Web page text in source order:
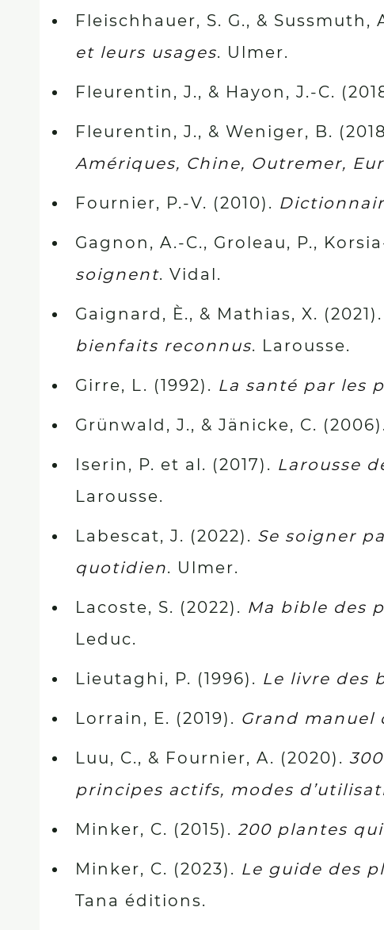
Fleischhauer, S. G., & Sussmuth,
et leurs usages. Ulmer.
Fleurentin, J., & Hayon, J.-C.
Fleurentin, J., & Weniger, B.
Amériques, Chine, Outremer,
Fournier, P.-V. (2010).
Gagnon, A.-C., Groleau, P.,
soignent. Vidal.
Gaignard, È., & Mathias, X. (2021).
bienfaits reconnus. Larousse.
Girre, L. (1992). La santé par les
Grünwald, J., & Jänicke, C. (2006).
Iserin, P. et al. (2017). Larousse
Larousse.
Labescat, J. (2022). Se soigner
quotidien. Ulmer.
Lacoste, S. (2022). Ma bible des
Leduc.
Lieutaghi, P. (1996). Le livre des
Lorrain, E. (2019). Grand
Luu, C., & Fournier, A. (2020).
principes actifs, modes
Minker, C. (2015). 200 plantes
Minker, C. (2023). Le guide des
Tana éditions.